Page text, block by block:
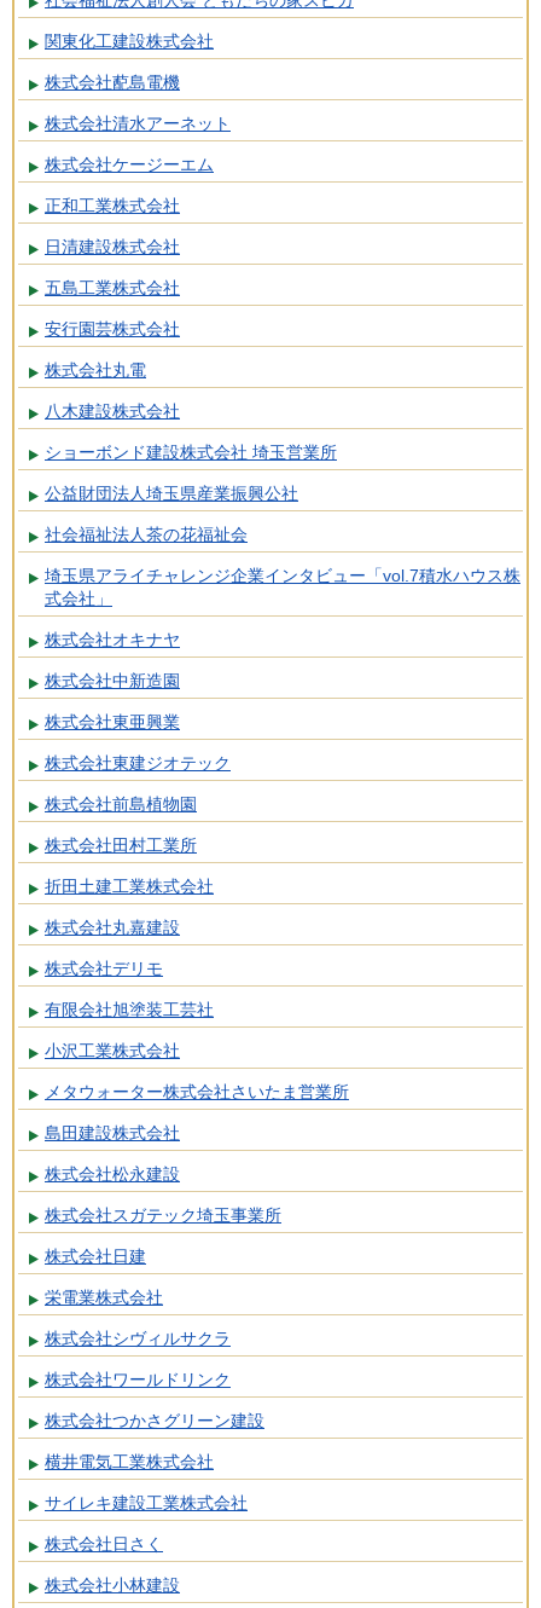
関東化工建設株式会社
株式会社蓜島電機
株式会社清水アーネット
株式会社ケージーエム
正和工業株式会社
日清建設株式会社
五島工業株式会社
安行園芸株式会社
株式会社丸電
八木建設株式会社
ショーボンド建設株式会社 埼玉営業所
公益財団法人埼玉県産業振興公社
社会福祉法人茶の花福祉会
埼玉県アライチャレンジ企業インタビュー「vol.7積水ハウス株
式会社」
株式会社オキナヤ
株式会社中新造園
株式会社東亜興業
株式会社東建ジオテック
株式会社前島植物園
株式会社田村工業所
折田土建工業株式会社
株式会社丸嘉建設
株式会社デリモ
有限会社旭塗装工芸社
小沢工業株式会社
メタウォーター株式会社さいたま営業所
島田建設株式会社
株式会社松永建設
株式会社スガテック埼玉事業所
株式会社日建
栄電業株式会社
株式会社シヴィルサクラ
株式会社ワールドリンク
株式会社つかさグリーン建設
横井電気工業株式会社
サイレキ建設工業株式会社
株式会社日さく
株式会社小林建設